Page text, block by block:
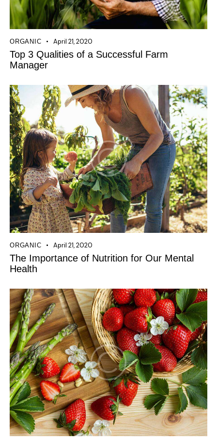
ORGANIC April 21, 2020
Top 3 Qualities of a Successful Farm
Manager
ORGANIC April 21, 2020
The Importance of Nutrition for Our Mental
Health